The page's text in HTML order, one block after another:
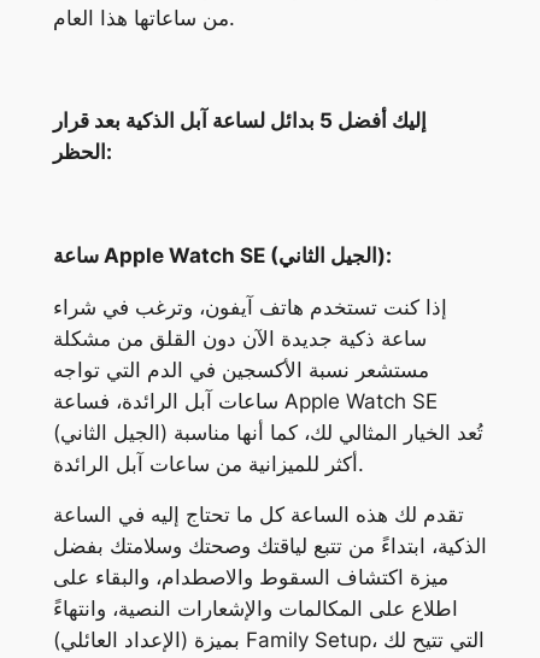
من ساعاتها هذا العام.
إليك أفضل 5 بدائل لساعة آبل الذكية بعد قرار
الحظر:
ساعة Apple Watch SE (الجيل الثاني):
إذا كنت تستخدم هاتف آيفون، وترغب في شراء
ساعة ذكية جديدة الآن دون القلق من مشكلة
مستشعر نسبة الأكسجين في الدم التي تواجه
ساعات آبل الرائدة، فساعة Apple Watch SE
(الجيل الثاني) تُعد الخيار المثالي لك، كما أنها مناسبة
أكثر للميزانية من ساعات آبل الرائدة.
تقدم لك هذه الساعة كل ما تحتاج إليه في الساعة
الذكية، ابتداءً من تتبع لياقتك وصحتك وسلامتك بفضل
ميزة اكتشاف السقوط والاصطدام، والبقاء على
اطلاع على المكالمات والإشعارات النصية، وانتهاءً
بميزة (الإعداد العائلي) Family Setup، التي تتيح لك